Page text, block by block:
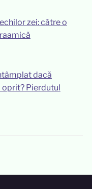
zei: către o
dacă
oprit? Pierdutul